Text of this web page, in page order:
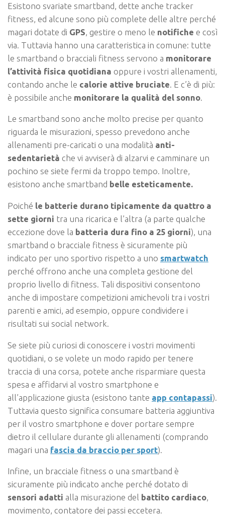
Esistono svariate smartband, dette anche tracker
fitness, ed alcune sono più complete delle altre perché
magari dotate di GPS , gestire o meno le notifiche e così
via. Tuttavia hanno una caratteristica in comune: tutte
le smartband o bracciali fitness servono a monitorare
l’attività fisica quotidiana oppure i vostri allenamenti,
contando anche le calorie attive bruciate . E c’è di più:
è possibile anche monitorare la qualità del sonno
Le smartband sono anche molto precise per quanto
riguarda le misurazioni, spesso prevedono anche
allenamenti pre-caricati o una modalità anti-
sedentarietà che vi avviserà di alzarvi e camminare un
pochino se siete fermi da troppo tempo. Inoltre,
esistono anche smartband belle esteticamente.
Poiché le batterie durano tipicamente da quattro a
sette giorni tra una ricarica e l’altra (a parte qualche
eccezione dove la batteria dura fino a 25 giorni), una
smartband o bracciale fitness è sicuramente più
indicato per uno sportivo rispetto a uno smartwatch
perché offrono anche una completa gestione del
proprio livello di fitness. Tali dispositivi consentono
anche di impostare competizioni amichevoli tra i vostri
parenti e amici, ad esempio, oppure condividere i
risultati sui social network.
Se siete più curiosi di conoscere i vostri movimenti
quotidiani, o se volete un modo rapido per tenere
traccia di una corsa, potete anche risparmiare questa
spesa e affidarvi al vostro smartphone e
all’applicazione giusta (esistono tante app contapassi).
Tuttavia questo significa consumare batteria aggiuntiva
per il vostro smartphone e dover portare sempre
dietro il cellulare durante gli allenamenti (comprando
magari una fascia da braccio per sport).
Infine, un bracciale fitness o una smartband è
sicuramente più indicato anche perché dotato di
sensori adatti alla misurazione del battito cardiaco,
movimento, contatore dei passi eccetera.